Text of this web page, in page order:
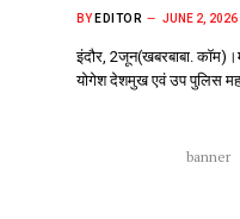
BY EDITOR JUNE 2, 2026
इंदौर, 2जून(खबरबाबा.
योगेश देशमुख एवं उप पुलिस
banner